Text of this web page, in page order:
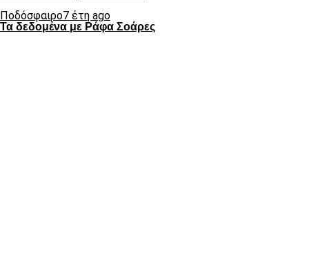
Ποδόσφαιρο7 έτη ago
Τα δεδομένα με Ράφα Σοάρες